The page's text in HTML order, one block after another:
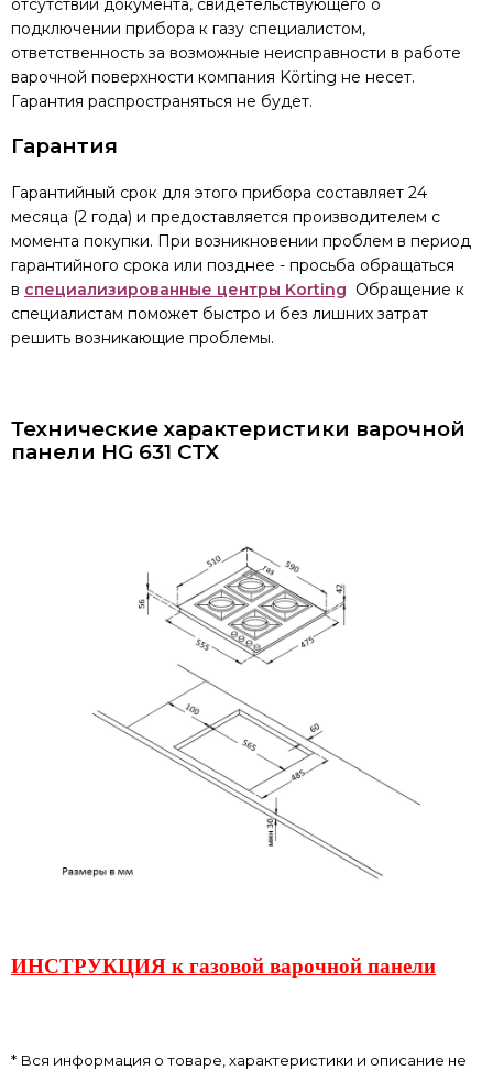
отсутствии документа, свидетельствующего о
подключении прибора к газу специалистом,
ответственность за возможные неисправности в работе
варочной поверхности компания Körting не несет.
Гарантия распространяться не будет.
Гарантия
Гарантийный срок для этого прибора составляет 24
месяца (2 года) и предоставляется производителем с
момента покупки. При возникновении проблем в период
гарантийного срока или позднее - просьба обращаться
в специализированные центры Korting Обращение к
специалистам поможет быстро и без лишних затрат
решить возникающие проблемы.
Технические характеристики варочной
панели HG 631 CTX
ИНСТРУКЦИЯ к газовой варочной панели
* Вся информация о товаре, характеристики и описание не